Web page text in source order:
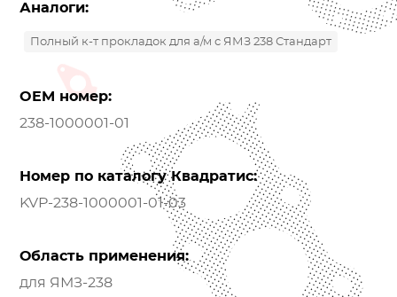
Аналоги:
Полный к-т прокладок для а/м с ЯМЗ 238 Стандарт
OEM номер:
238-1000001-01
Номер по каталогу Квадратис:
KVP-238-1000001-01-03
Область применения:
для ЯМЗ-238